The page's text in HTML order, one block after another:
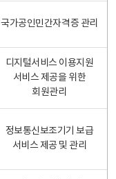
국가공인민간자격증 관리
디지털서비스 이용지원
서비스 제공을 위한
회원관리
정보통신보조기기 보급
서비스 제공 및 관리